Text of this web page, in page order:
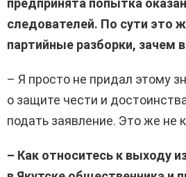
предпринята попытка
следователей. По сути это
партийные разборки, зачем
– Я просто не придал этому
о защите чести и
подать заявление. Это же не
– Как относитесь к выходу